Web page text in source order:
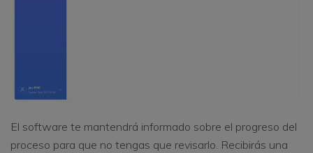
El software te mantendrá informado sobre el progreso del
proceso para que no tengas que revisarlo. Recibirás una